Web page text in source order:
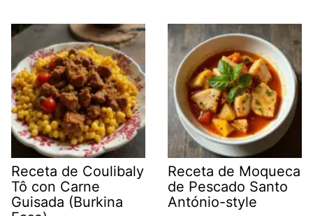
Receta de Coulibaly
Tô con Carne
Guisada (Burkina
Receta de Moqueca
de Pescado Santo
António-style